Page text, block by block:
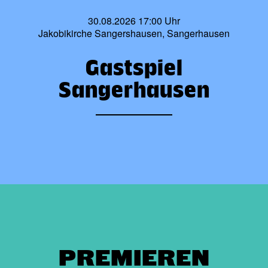
30.08.2026 17:00 Uhr
Jakobikirche Sangershausen, Sangerhausen
Gastspiel
Sangerhausen
PREMIEREN